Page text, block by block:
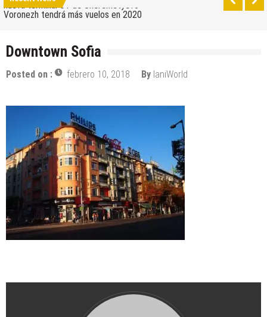
nueva terminal C1 de Sheremetyevo
Voronezh tendrá más vuelos en 2020
Wizz Air expande su base de Skopje y agrega
nuevos destinos
Tour de Francia 2019: mucha montaña, homenaje a
Eddy Merckx y la ausencia de Chris Froome
Bulgaria y Turquía compiten por albergar la nueva
planta industrial de Volkswagen
¿Cuántas ciudades rusas pueden caber en el
territorio de Moscú al comparar su población?
Turkish Airlines se trasladó al nuevo aeropuerto de
Estambul
Aeroflot traslada sus vuelos internacionales a la
nueva terminal C1 de Sheremetyevo
Downtown Sofia
Posted on : febrero 10, 2018 By IaniWorld